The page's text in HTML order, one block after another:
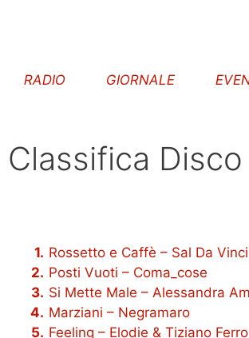
RADIO GIORNALE
Classifica
Rossetto e Caffè – Sal Da Vinci
Posti Vuoti – Coma_cose
Si Mette Male – Alessandra
Marziani – Negramaro
Feeling – Elodie & Tiziano Ferro